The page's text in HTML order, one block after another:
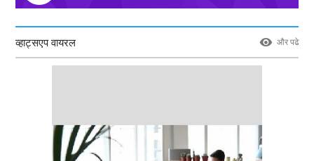
व्हाट्सएप वायरल और पढे